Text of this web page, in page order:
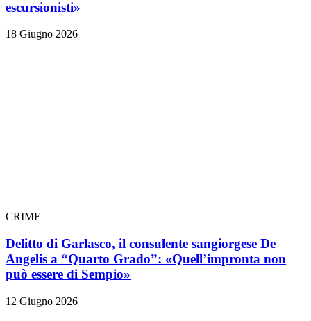
escursionisti»
18 Giugno 2026
CRIME
Delitto di Garlasco, il consulente sangiorgese De
Angelis a “Quarto Grado”: «Quell’impronta non
può essere di Sempio»
12 Giugno 2026